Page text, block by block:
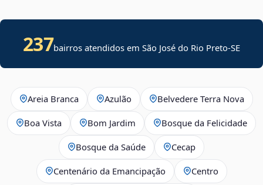
237bairros atendidos emSão José do Rio Preto-SE
Areia Branca Azulão Belvedere Terra Nova
Boa Vista Bom Jardim Bosque da Felicidade
Bosque da Saúde Cecap
Centenário da Emancipação Centro